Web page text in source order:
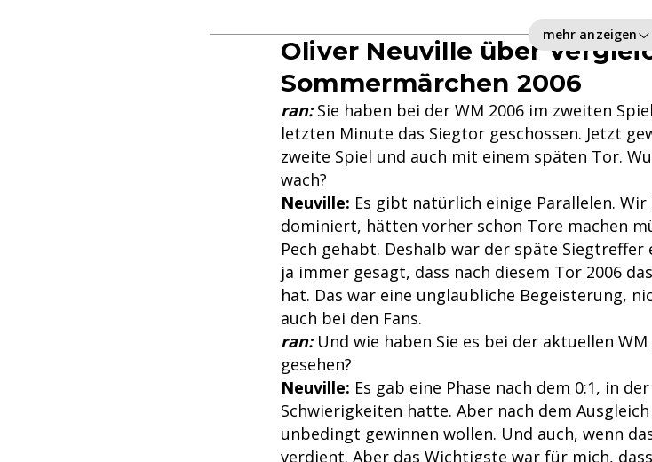
mehr anzeigen
Oliver Neuville über
Sommermärchen 2006
ran:Sie haben bei der WM 2006 im zweiten
letzten Minute das Siegtor geschossen. Jetzt
zweite Spiel und auch mit einem späten Tor.
wach?
Neuville: Es gibt natürlich einige Parallelen.
dominiert, hätten vorher schon Tore machen
Pech gehabt. Deshalb war der späte
ja immer gesagt, dass nach diesem Tor 2006
hat. Das war eine unglaubliche Begeisterung,
auch bei den Fans.
ran: Und wie haben Sie es bei der aktuellen
gesehen?
Neuville: Es gab eine Phase nach dem 0:1, in
Schwierigkeiten hatte. Aber nach dem
unbedingt gewinnen wollen. Und auch, wenn
verdient. Aber das Wichtigste war für mich,